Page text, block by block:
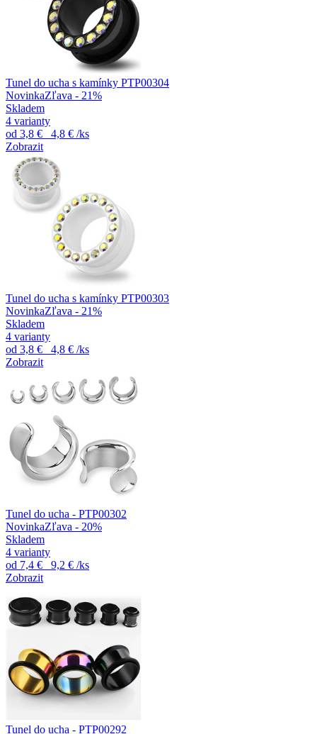
Tunel do ucha s kamínky PTP00304
NovinkaZľava - 21%
Skladem
4 varianty
od 3,8 € 4,8 € /ks
Zobrazit
Tunel do ucha s kamínky PTP00303
NovinkaZľava - 21%
Skladem
4 varianty
od 3,8 € 4,8 € /ks
Zobrazit
Tunel do ucha - PTP00302
NovinkaZľava - 20%
Skladem
4 varianty
od 7,4 € 9,2 € /ks
Zobrazit
Tunel do ucha - PTP00292